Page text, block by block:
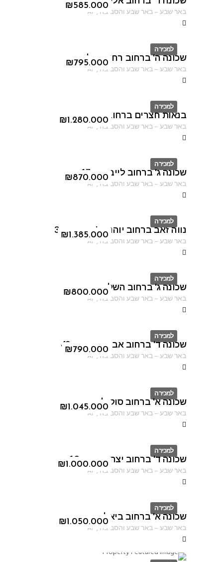
ID
₪585.000
באר שבע–באר שבע והסביבה ,
AF
למכירה
ID
₪795.000
שכונה ה' ברחוב רחוב מילוס
באר שבע–באר שבע והסביבה ,
AF
למכירה
ID
₪1.280.000
בנאות חצרים ברחוב נחום גוטמן
באר שבע–באר שבע והסביבה ,
AF
למכירה
ID
₪870.000
שכונה ג' ברחוב לייב יפה 17
באר שבע–באר שבע והסביבה ,
AF
למכירה
ID
₪1.385.000
נווה זאב ברחוב יוהנה ז'בוטינסקי 3
באר שבע–באר שבע והסביבה ,
AF
למכירה
ID
₪800.000
שכונה ג' ברחוב השלום
באר שבע–באר שבע והסביבה ,
AF
למכירה
ID
₪790.000
שכונה ד' ברחוב אברהם אבינו 49
באר שבע–באר שבע והסביבה ,
AF
למכירה
ID
₪1.045.000
שכונה א' ברחוב סוקולוב
באר שבע–באר שבע והסביבה ,
AF
למכירה
ID
₪1.000.000
שכונה ד' ברחוב יצחק אבינו 13
באר שבע–באר שבע והסביבה ,
AF
למכירה
ID
₪1.050.000
שכונה א' ברחוב ביאליק
באר שבע–באר שבע והסביבה ,
AF